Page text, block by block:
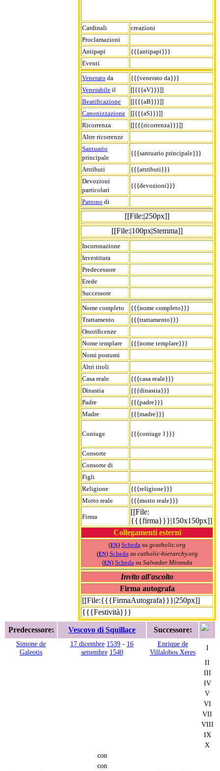
Cardinali
creazioni
Proclamazioni
Antipapi
{{{antipapi}}}
Eventi
Venerato da
{{{venerato da}}}
Venerabile il
[[{{{aV}}}]]
Beatificazione
[[{{{aB}}}]]
Canonizzazione
[[{{{aS}}}]]
Ricorrenza
[[{{{ricorrenza}}}]]
Altre ricorrenze
Santuario
principale
{{{santuario principale}}}
Attributi
{{{attributi}}}
Devozioni
particolari
{{{devozioni}}}
Patrono di
[[File:|250px]]
[[File:|100px|Stemma]]
Incoronazione
Investitura
Predecessore
Erede
Successore
Nome completo
{{{nome completo}}}
Trattamento
{{{trattamento}}}
Onorificenze
Nome templare
{{{nome templare}}}
Nomi postumi
Altri titoli
Casa reale
{{{casa reale}}}
Dinastia
{{{dinastia}}}
Padre
{{{padre}}}
Madre
{{{madre}}}
Coniuge {{{coniuge 1}}}
Consorte
Consorte di
Figli
Religione
{{{religione}}}
Motto reale
{{{motto reale}}}
Firma
[[File:
{{{firma}}}|150x150px]]
Collegamenti esterni
(EN) Scheda su gcatholic.org
(EN) Scheda su catholic-hierarchy.org
(EN) Scheda su Salvador Miranda
Invito all'ascolto
Firma autografa
[[File:{{{FirmaAutografa}}}|250px]]
{{{Festività}}}
Predecessore: Vescovo di Squillace Successore:
Simone de
Galeotis
17 dicembre 1539 - 16
settembre 1540
Enrique de
Villalobos Xeres
I
II
III
IV
V
VI
VII
VIII
IX
X
con
con